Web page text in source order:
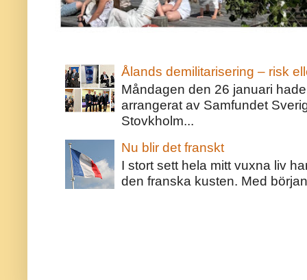
Ålands demilitarisering – risk
Måndagen den 26 januari
arrangerat av Samfundet
Stovkholm...
Nu blir det franskt
I stort sett hela mitt vuxna liv
den franska kusten. Med